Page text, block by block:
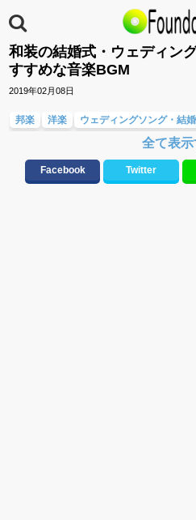
和装の結婚式・ウェディン
すすめな音楽BGM
2019年02月08日
邦楽 洋楽 ウェディングソング・結
大切な人に贈る歌&ありがとうソング(感
バラード・歌詞が泣ける歌
全て表示
Facebook Twitter